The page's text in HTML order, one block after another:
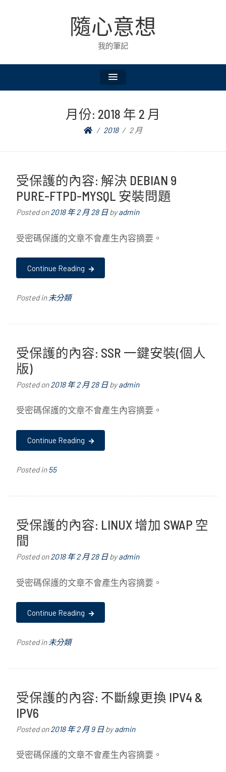
隨心意想
我的筆記
月份: 2018 年 2 月
2018 2 月
受保護的內容: 解決 DEBIAN 9
PURE-FTPD-MYSQL 安裝問題
Posted on2018 年 2 月 28 日byadmin
受密碼保護的文章不會產生內容摘要。
Continue Reading
Posted in 未分類
受保護的內容: SSR 一鍵安裝(個人
版)
Posted on 2018 年 2 月 28 日byadmin
受密碼保護的文章不會產生內容摘要。
Continue Reading
Posted in55
受保護的內容: LINUX 增加 SWAP 空
間
Posted on2018 年 2 月 28 日byadmin
受密碼保護的文章不會產生內容摘要。
Continue Reading
Posted in 未分類
受保護的內容: 不斷線更換 IPV4 &
IPV6
Posted on 2018 年 2 月 9 日byadmin
受密碼保護的文章不會產生內容摘要。